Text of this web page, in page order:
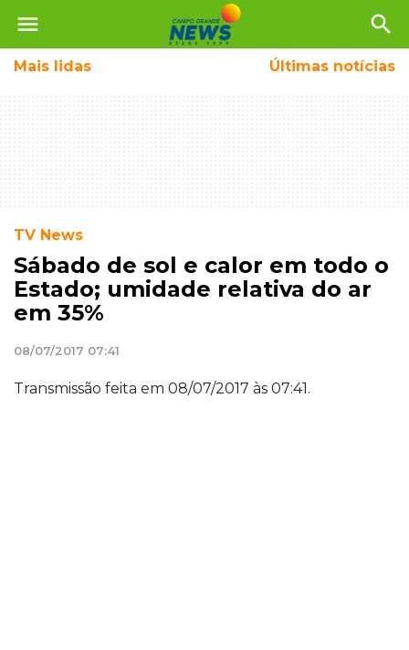
menu search
Mais lidas Últimas notícias
TV News
Sábado de sol e calor em todo o
Estado; umidade relativa do ar
em 35%
08/07/2017 07:41
Transmissão feita em 08/07/2017 às 07:41.